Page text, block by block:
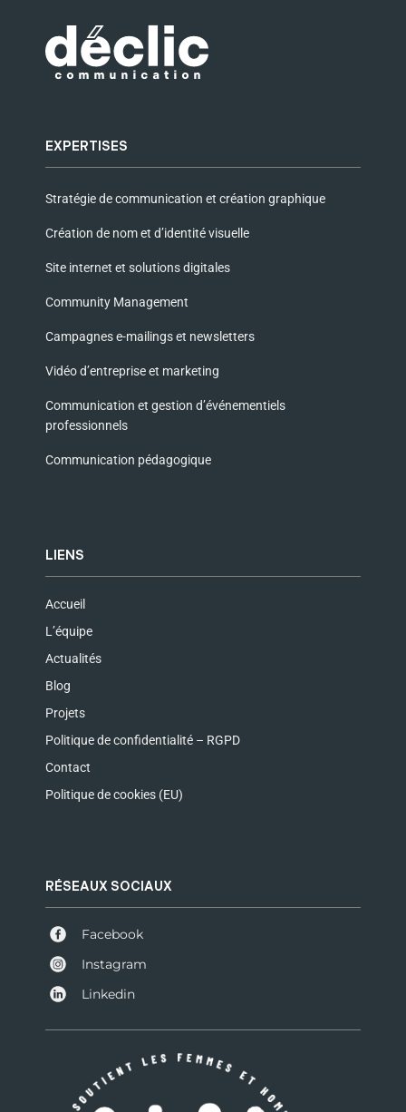
EXPERTISES
Stratégie de communication et création graphique
Création de nom et d’identité visuelle
Site internet et solutions digitales
Community Management
Campagnes e-mailings et newsletters
Vidéo d’entreprise et marketing
Communication et gestion d’événementiels
professionnels
Communication pédagogique
LIENS
Accueil
L’équipe
Actualités
Blog
Projets
Politique de confidentialité – RGPD
Contact
Politique de cookies (EU)
RÉSEAUX SOCIAUX
Facebook
Instagram
Linkedin